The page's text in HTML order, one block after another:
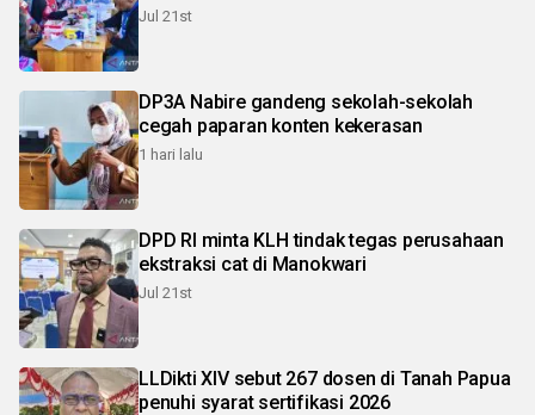
Jul 21st
DP3A Nabire gandeng sekolah-sekolah
cegah paparan konten kekerasan
1 hari lalu
DPD RI minta KLH tindak tegas perusahaan
ekstraksi cat di Manokwari
Jul 21st
LLDikti XIV sebut 267 dosen di Tanah Papua
penuhi syarat sertifikasi 2026